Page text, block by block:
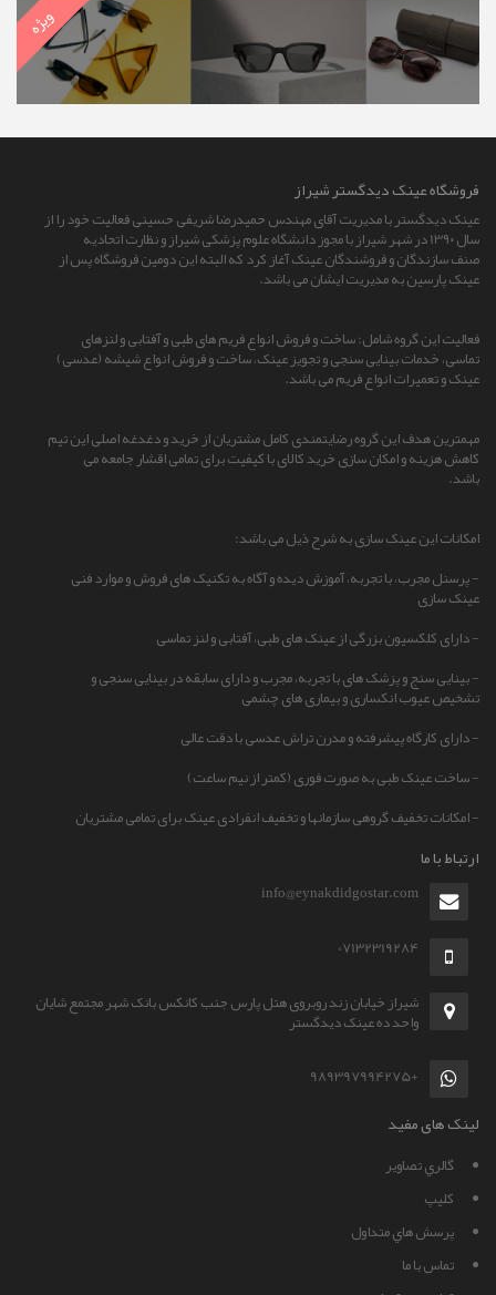
ویژه
فروشگاه عينک ديدگستر شيراز
عینک دیدگستر با مدیریت آقای مهندس حمیدرضا شریفی حسینی فعالیت خود را از
سال 13۹۰ در شهر شیراز با مجوز دانشگاه علوم پزشکی شیراز و نظارت اتحادیه
صنف سازندگان و فروشندگان عینک آغاز کرد که البته این دومین فروشگاه پس از
عینک پارسین به مدیریت ایشان می باشد.
فعالیت این گروه شامل: ساخت و فروش انواع فریم های طبی و آفتابی و لنزهای
تماسی، خدمات بینایی سنجی و تجویز عینک، ساخت و فروش انواع شیشه (عدسی)
عینک و تعمیرات انواع فریم می باشد.
مهمترین هدف این گروه رضایتمندی کامل مشتریان از خرید و دغدغه اصلی این تیم
کاهش هزینه و امکان سازی خرید کالای با کیفیت برای تمامی اقشار جامعه می
باشد.
امکانات این عینک سازی به شرح ذیل می باشد:
- پرسنل مجرب، با تجربه، آموزش دیده و آگاه به تکنیک های فروش و موارد فنی
عینک سازی
- دارای کلکسیون بزرگی از عینک های طبی، آفتابی و لنز تماسی
- بینایی سنج و پزشک های با تجربه، مجرب و دارای سابقه در بینایی سنجی و
تشخیص عیوب انکساری و بیماری های چشمی
- دارای کارگاه پیشرفته و مدرن تراش عدسی با دقت عالی
- ساخت عینک طبی به صورت فوری (کمتر از نیم ساعت)
- امکانات تخفیف گروهی سازمانها و تخفیف انفرادی عینک برای تمامی مشتریان
ارتباط با ما
info@eynakdidgostar.com
07132319284
شیراز خیابان زند روبروی هتل پارس جنب کانکس بانک شهر مجتمع شایان
واحد ده عینک دیدگستر
+989397994275
لینک های مفید
گالري تصاوير
کليپ
پرسش هاي متداول
تماس با ما